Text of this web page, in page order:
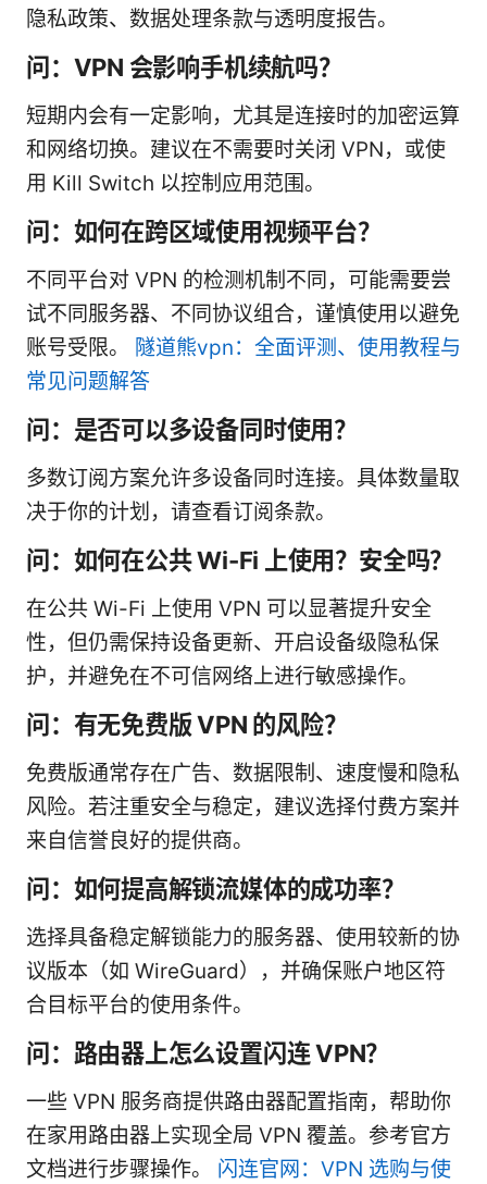
隐私政策、数据处理条款与透明度报告。
问：VPN 会影响手机续航吗？
短期内会有一定影响，尤其是连接时的加密运算
和网络切换。建议在不需要时关闭 VPN，或使
用 Kill Switch 以控制应用范围。
问：如何在跨区域使用视频平台？
不同平台对 VPN 的检测机制不同，可能需要尝
试不同服务器、不同协议组合，谨慎使用以避免
账号受限。 隧道熊vpn：全面评测、使用教程与
常见问题解答
问：是否可以多设备同时使用？
多数订阅方案允许多设备同时连接。具体数量取
决于你的计划，请查看订阅条款。
问：如何在公共 Wi-Fi 上使用？安全吗？
在公共 Wi-Fi 上使用 VPN 可以显著提升安全
性，但仍需保持设备更新、开启设备级隐私保
护，并避免在不可信网络上进行敏感操作。
问：有无免费版 VPN 的风险？
免费版通常存在广告、数据限制、速度慢和隐私
风险。若注重安全与稳定，建议选择付费方案并
来自信誉良好的提供商。
问：如何提高解锁流媒体的成功率？
选择具备稳定解锁能力的服务器、使用较新的协
议版本（如 WireGuard），并确保账户地区符
合目标平台的使用条件。
问：路由器上怎么设置闪连 VPN？
一些 VPN 服务商提供路由器配置指南，帮助你
在家用路由器上实现全局 VPN 覆盖。参考官方
文档进行步骤操作。 闪连官网：VPN 选购与使